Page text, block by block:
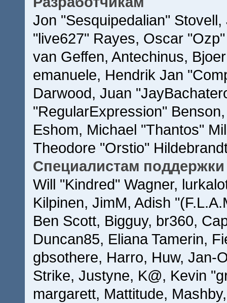
Jon "Sesquipedalian"
"live627" Rayes, Oscar
van Geffen, Antechinus,
emanuele, Hendrik Jan
Darwood, Juan
"RegularExpression"
Eshom, Michael "Thantos"
Theodore "Orstio"
Специалистам поддержки
Will "Kindred" Wagner,
Kilpinen, JimM, Adish
Ben Scott, Bigguy, br360,
Duncan85, Eliana Tamerin,
gbsothere, Harro, Huw, Jan-
Strike, Justyne, K@, Kevin
margarett, Mattitude,